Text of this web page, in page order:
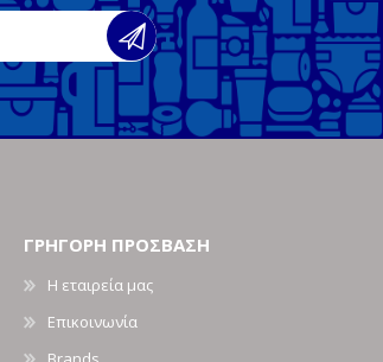
ΓΡΗΓΟΡΗ ΠΡΟΣΒΑΣΗ
Η εταιρεία μας
Επικοινωνία